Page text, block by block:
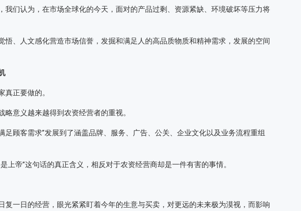
我们认为，在市场全球化的今天，面对的产品过剩、资源紧缺、环境破坏等压力将
悟、人文感化营造市场信誉，发掘和满足人的高品质物质和精神需求，发展的空间
正要做的。
意义越来越得到农资经营者的重视。
足顾客需求”发展到了涵盖品牌、服务、广告、公关、企业文化以及业务流程重组
上帝”这句话的真正含义，相反对于农资经营商却是一件有害的事情。
复一日的经营，眼光紧紧盯着今年的生意与买卖，对更远的未来极为漠视，而影响